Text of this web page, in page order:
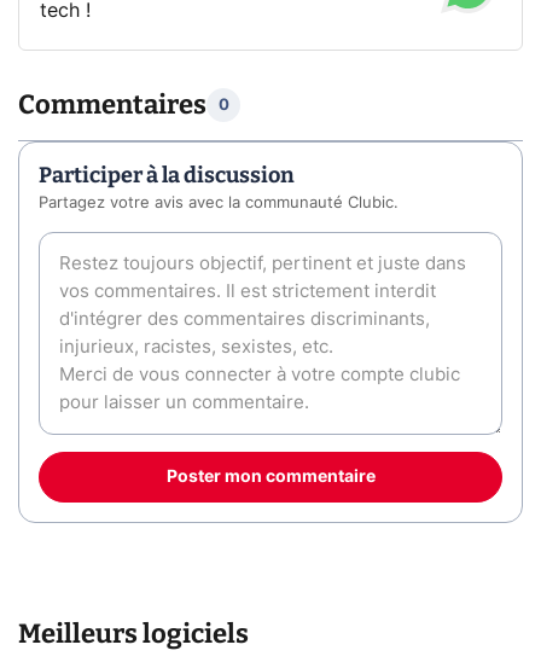
tech !
Commentaires 0
Participer à la discussion
Partagez votre avis avec la communauté Clubic.
Poster mon commentaire
Meilleurs logiciels